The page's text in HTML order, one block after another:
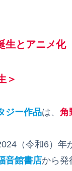
生とアニメ化
＞
ジー作品は、 角
（令和6）年
音館書店から発